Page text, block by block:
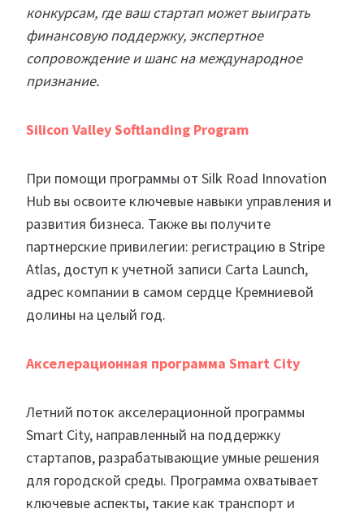
конкурсам, где ваш стартап может выиграть
финансовую поддержку, экспертное
сопровождение и шанс на международное
признание.
Silicon Valley Softlanding Program
При помощи программы от Silk Road Innovation
Hub вы освоите ключевые навыки управления и
развития бизнеса. Также вы получите
партнерские привилегии: регистрацию в Stripe
Atlas, доступ к учетной записи Carta Launch,
адрес компании в самом сердце Кремниевой
долины на целый год.
Акселерационная программа Smart City
Летний поток акселерационной программы
Smart City, направленный на поддержку
стартапов, разрабатывающие умные решения
для городской среды. Программа охватывает
ключевые аспекты, такие как транспорт и